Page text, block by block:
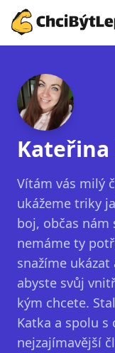
ChciBýtLepší.cz
Kateřina
Vítám vás milý
ukážeme triky
boj, občas nám
nemáme ty
snažíme
abyste svůj
kým chcete.
Katka a spolu
nejzajímavější